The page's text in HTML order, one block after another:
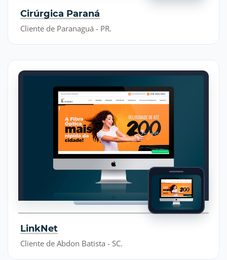
Cirúrgica Paraná
Cliente de Paranaguá - PR.
LinkNet
Cliente de Abdon Batista - SC.